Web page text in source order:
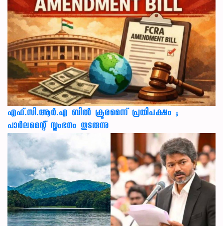
എഫ്.സി.ആർ.എ ബിൽ ക്രൂരമെന്ന് പ്രതിപക്ഷം ;
പാർലമെന്റ് സ്തംഭനം തുടരുന്നു